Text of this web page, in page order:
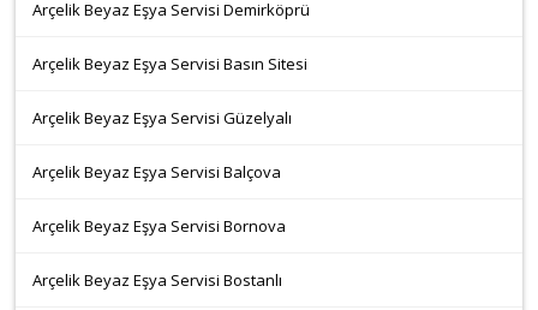
Arçelik Beyaz Eşya Servisi Demirköprü
Arçelik Beyaz Eşya Servisi Basın Sitesi
Arçelik Beyaz Eşya Servisi Güzelyalı
Arçelik Beyaz Eşya Servisi Balçova
Arçelik Beyaz Eşya Servisi Bornova
Arçelik Beyaz Eşya Servisi Bostanlı